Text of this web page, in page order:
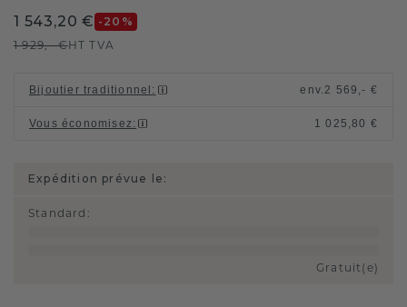
1 543,20 € -20 %
1 929,- €HT TVA
Bijoutier traditionnel : env.2 569,- €
Vous économisez: 1 025,80 €
Expédition prévue le:
Standard :
Gratuit(e)